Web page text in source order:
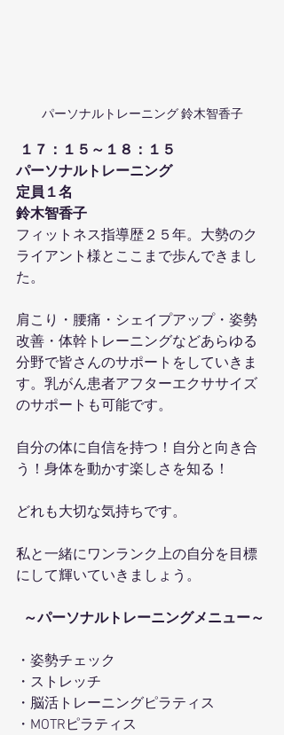
パーソナルトレーニング 鈴木智香子
１７：１５～１８：１５
パーソナルトレーニング
定員１名
鈴木智香子
フィットネス指導歴２５年。大勢のク
ライアント様とここまで歩んできまし
た。
肩こり・腰痛・シェイプアップ・姿勢
改善・体幹トレーニングなどあらゆる
分野で皆さんのサポートをしていきま
す。乳がん患者アフターエクササイズ
のサポートも可能です。
自分の体に自信を持つ！自分と向き合
う！身体を動かす楽しさを知る！
どれも大切な気持ちです。
私と一緒にワンランク上の自分を目標
にして輝いていきましょう。
～パーソナルトレーニングメニュー～
・姿勢チェック
・ストレッチ
・脳活トレーニングピラティス
・MOTRピラティス